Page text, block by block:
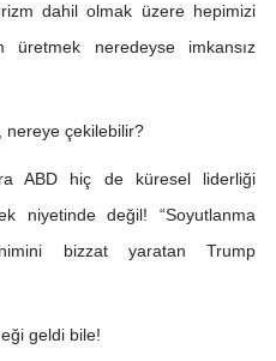
dahil olmak üzere hepimizi
neredeyse imkansız
nereye çekilebilir?
ABD hiç de küresel liderliği
niyetinde değil! “Soyutlanma
bizzat yaratan Trump
geldi bile!